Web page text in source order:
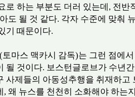
로 하는 부분도 더러 있는데, 전반
도 될 것 같다. 각자 수준에 맞춰
기 때문이다.
토마스 맥카시 감독)는 그런 점에
될 것이다. 보스턴글로브가 수년
사제들의 아동성추행을 취재하고
, 왜 뉴스를 천천히 소화해야 하는